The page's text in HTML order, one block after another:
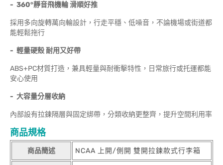
- 360°靜音飛機輪滑順好推
採用多向旋轉萬向輪設計，行走平穩、低噪音，不論機場或街道都
能輕鬆拖行
- 輕量硬殼耐用又好帶
ABS+PC材質打造，兼具輕量與耐衝擊特性，日常旅行或托運都能
安心使用
- 大容量分層收納
內部設有拉鍊隔層與固定綁帶，分類收納更整齊，提升空間利用率
商品規格
商品簡述 NCAA 上開/側開 雙開拉鍊款式行李箱